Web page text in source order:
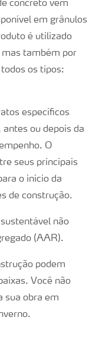
concreto vem
em grânulos
é utilizado
mas também por
os tipos:
específicos
ou depois da
O
seus principais
o início da
de construção.
não
(AAR).
podem
Você não
sua obra em